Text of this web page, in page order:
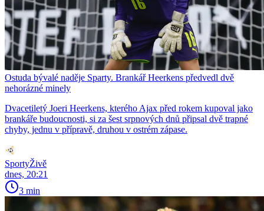
Ostuda bývalé naděje Sparty. Brankář Heerkens předvedl dvě
nehorázné minely
Dvacetiletý Joeri Heerkens, kterého Ajax před rokem kupoval jako
brankáře budoucnosti, si za šest srpnových dnů připsal dvě trapné
chyby, jednu v přípravě, druhou v ostrém zápase.
SportyŽivě
dnes, 20:21
3 min